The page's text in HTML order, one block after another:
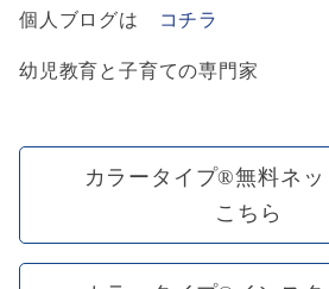
個人ブログは コチラ
幼児教育と子育ての専門家
カラータイプ®無料ネッ
こちら